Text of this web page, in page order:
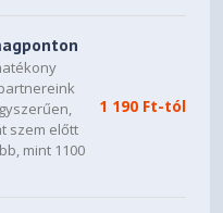
szem előtt
mint 1100
1 190 Ft-tól